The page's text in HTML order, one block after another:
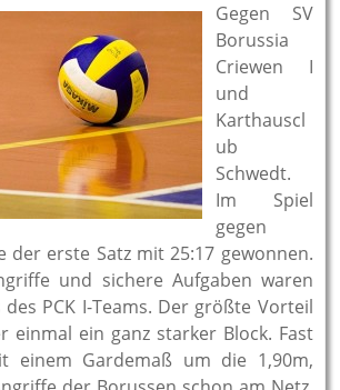
Gegen SV
Borussia
Criewen I
und
Karthauscl
ub
Schwedt.
Im Spiel
gegen
der erste Satz mit 25:17 gewonnen.
und sichere Aufgaben waren
PCK I-Teams. Der größte Vorteil
einmal ein ganz starker Block. Fast
einem Gardemaß um die 1,90m,